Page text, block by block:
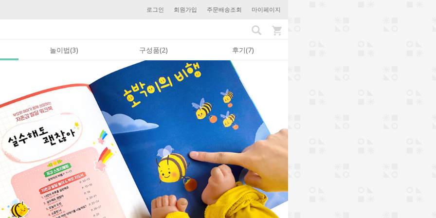
로그인 회원가입 주문배송조회 마이페이지
놀이법(3) 구성품(2) 후기(7)